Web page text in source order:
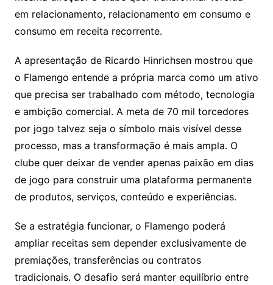
em relacionamento, relacionamento em consumo e
consumo em receita recorrente.
A apresentação de Ricardo Hinrichsen mostrou que
o Flamengo entende a própria marca como um ativo
que precisa ser trabalhado com método, tecnologia
e ambição comercial. A meta de 70 mil torcedores
por jogo talvez seja o símbolo mais visível desse
processo, mas a transformação é mais ampla. O
clube quer deixar de vender apenas paixão em dias
de jogo para construir uma plataforma permanente
de produtos, serviços, conteúdo e experiências.
Se a estratégia funcionar, o Flamengo poderá
ampliar receitas sem depender exclusivamente de
premiações, transferências ou contratos
tradicionais. O desafio será manter equilíbrio entre